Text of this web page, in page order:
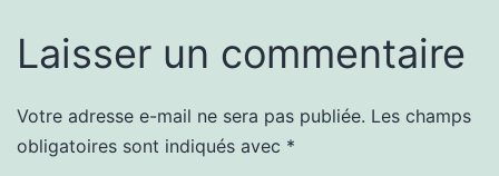
Laisser un commentaire
Votre adresse e-mail ne sera pas publiée. Les champs
obligatoires sont indiqués avec *